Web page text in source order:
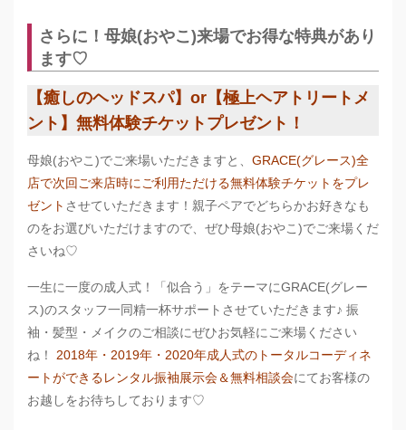
さらに！母娘(おやこ)来場でお得な特典があり
ます♡
【癒しのヘッドスパ】or【極上ヘアトリートメ
ント】無料体験チケットプレゼント！
母娘(おやこ)でご来場いただきますと、 GRACE(グレース)全
店で次回ご来店時にご利用ただける無料体験チケットをプレ
ゼント させていただきます！親子ペアでどちらかお好きなも
のをお選びいただけますので、ぜひ母娘(おやこ)でご来場くだ
さいね♡
一生に一度の成人式！「似合う」をテーマにGRACE(グレー
ス)のスタッフ一同精一杯サポートさせていただきます♪ 振
袖・髪型・メイクのご相談にぜひお気軽にご来場ください
ね！ 2018年・2019年・2020年成人式のトータルコーディネ
ートができるレンタル振袖展示会＆無料相談会にてお客様の
お越しをお待ちしております♡